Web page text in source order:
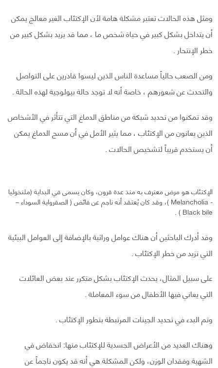
ومثل هذه الحالات تعتبر مشكلة هامة لأن الإكتئاب الغير معالج يمكن
أن يتداخل بشكل كبير في حياة شخص ما ، مما قد يزيد بشكل كبير من
خطر الإنتحار .
ومن الصعب حالياً مساعدة الناس الذين ليسوا قادرين على التواصل
والتحدث عن شعورهم ، خاصة أنه لا توجد حالة بيولوجية لهذه الحالة .
وقد تمكنوا من تحديد شبكة من مناطق الدماغ التي تتأثر في الأشخاص
الذين يعانون من الإكتئاب ، مما يثير الأمل في أن مسح الدماغ يمكن
أن يستخدم قريباً لتشخيص الحالات .
الإكتئاب هو مرض معترف به منذ عدة قرون، وكان يسمى في البداية (ملنخوليا
- Melancholia )، وقد كان يُعتقد أنه ناجم عن فائض ( الصفرواية السوداء –
Black bile ) .
وقد أدرك الباحثين أن هناك عوامل وراثية بالإضافة إلى العوامل البيئية
التي تزيد من خطر الإكتئاب .
على سبيل المثال، يحدث الإكتئاب بشكل متكرر عند بعض العائلات
التي يعاني فيها الأطفال من سوء المعاملة .
وتم البدء في تحديد الجينات المرتبطة بتطور الإكتئاب .
وهناك العديد من الأعراض الجسدية للإكتئاب منها: انخفاض في
الشهية وفقدان الوزن، ولكن المشكلة هي أنه قد يكون ناجماً عن